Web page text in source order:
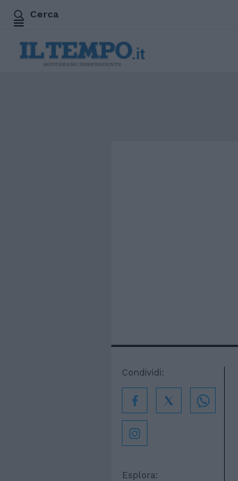
Cerca
Esplora:
Condividi: